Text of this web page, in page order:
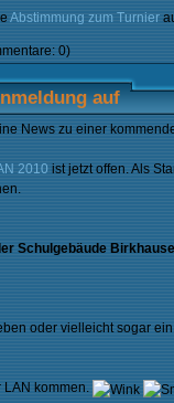
Abstimmung zum Turnier
0)
auf
News zu einer
2010 ist jetzt offen. Als
Schulgebäude
oder vielleicht sogar
kommen.